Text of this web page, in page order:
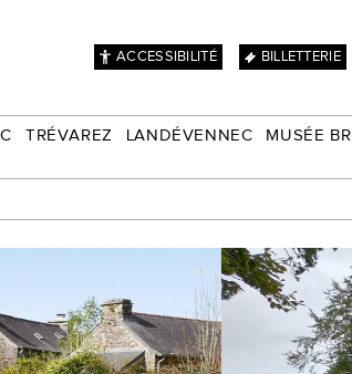
ACCESSIBILITÉ BILLETTERIE
TRÉVAREZ LANDÉVENNEC MUSÉE